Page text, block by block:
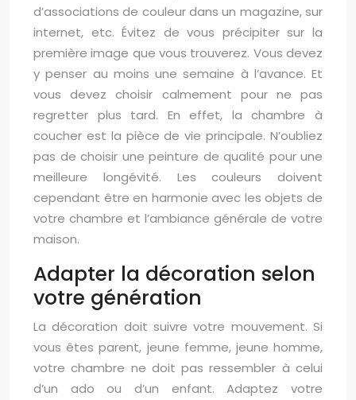
d’associations de couleur dans un magazine, sur
internet, etc. Évitez de vous précipiter sur la
première image que vous trouverez. Vous devez
y penser au moins une semaine à l’avance. Et
vous devez choisir calmement pour ne pas
regretter plus tard. En effet, la chambre à
coucher est la pièce de vie principale. N’oubliez
pas de choisir une peinture de qualité pour une
meilleure longévité. Les couleurs doivent
cependant être en harmonie avec les objets de
votre chambre et l’ambiance générale de votre
maison.
Adapter la décoration selon
votre génération
La décoration doit suivre votre mouvement. Si
vous êtes parent, jeune femme, jeune homme,
votre chambre ne doit pas ressembler à celui
d’un ado ou d’un enfant. Adaptez votre